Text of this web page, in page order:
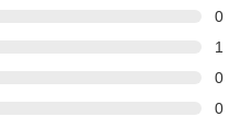
0
1
0
0